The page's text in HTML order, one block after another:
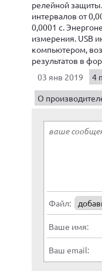
релейной
интервалов от
0,0001 с.
измерения. USB
компьютером,
результатов в
03 янв 2019
4
О
Файл:
Ваше имя:
Ваш email: